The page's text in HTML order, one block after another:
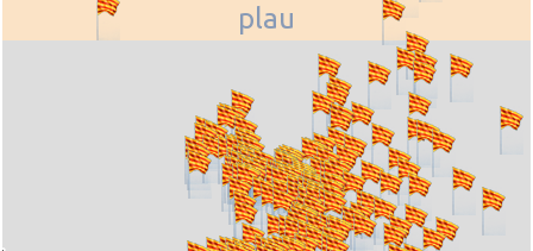
plau